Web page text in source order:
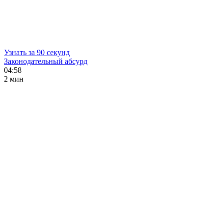
Узнать за 90 секунд
Законодательный абсурд
04:58
2 мин